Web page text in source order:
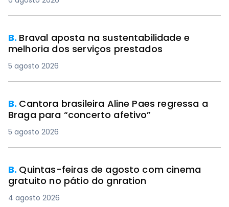
B. Braval aposta na sustentabilidade e
melhoria dos serviços prestados
5 agosto 2026
B. Cantora brasileira Aline Paes regressa a
Braga para “concerto afetivo”
5 agosto 2026
B. Quintas-feiras de agosto com cinema
gratuito no pátio do gnration
4 agosto 2026